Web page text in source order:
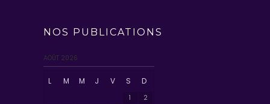
NOS PUBLICATIONS
AOÛT 2026
L M M J V S D
1
2